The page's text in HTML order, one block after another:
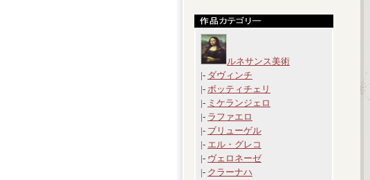
ルネサンス美術
|- ダヴィンチ
|- ボッティチェリ
|- ミケランジェロ
|- ラファエロ
|- ブリューゲル
|- エル・グレコ
|- ヴェロネーゼ
|- クラーナハ